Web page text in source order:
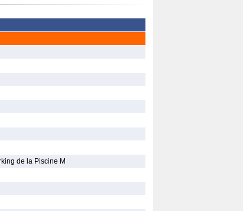
de la Piscine M